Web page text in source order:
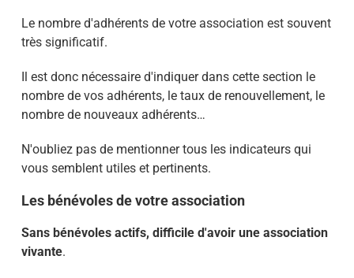
Le nombre d'adhérents de votre association est souvent
très significatif.
Il est donc nécessaire d'indiquer dans cette section le
nombre de vos adhérents, le taux de renouvellement, le
nombre de nouveaux adhérents…
N'oubliez pas de mentionner tous les indicateurs qui
vous semblent utiles et pertinents.
Les bénévoles de votre association
Sans bénévoles actifs, difficile d'avoir une association
vivante.